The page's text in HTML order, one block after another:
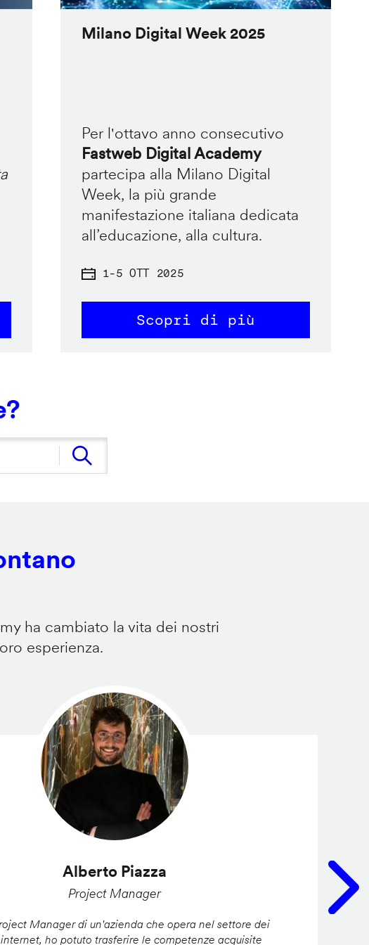
Milano Digital Week 2025
Per l'ottavo anno consecutivo
Fastweb Digital Academy
partecipa alla Milano Digital
Week, la più grande
manifestazione italiana dedicata
all’educazione, alla cultura.
1-5 OTT 2025
Scopri di più
ha cambiato la vita dei nostri
esperienza.
Alberto Piazza
Project Manager
Manager di un'azienda che opera nel settore dei
ho potuto trasferire le competenze acquisite